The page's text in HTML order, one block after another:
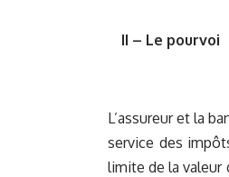
II – Le pourvoi
L’assureur et la
service des
limite de la valeur